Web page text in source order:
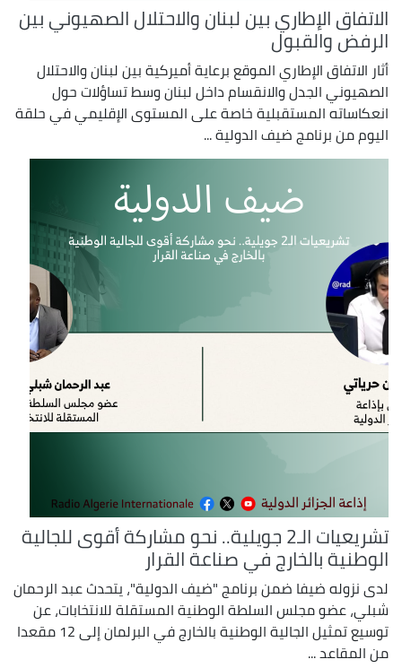
الاتفاق الإطاري بين لبنان والاحتلال الصهيوني بين
الرفض والقبول
أثار الاتفاق الإطاري الموقع برعاية أميركية بين لبنان والاحتلال
الصهيوني الجدل والانقسام داخل لبنان وسط تساؤلات حول
انعكاساته المستقبلية خاصة على المستوى الإقليمي في حلقة
اليوم من برنامج ضيف الدولية ...
تشريعيات الـ2 جويلية.. نحو مشاركة أقوى للجالية
الوطنية بالخارج في صناعة القرار
لدى نزوله ضيفا ضمن برنامج "ضيف الدولية"، يتحدث عبد الرحمان
شبلي، عضو مجلس السلطة الوطنية المستقلة للانتخابات، عن
توسيع تمثيل الجالية الوطنية بالخارج في البرلمان إلى 12 مقعدا
من المقاعد ...